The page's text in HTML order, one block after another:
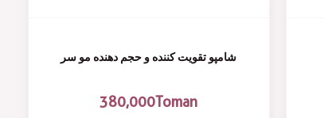
شامپو تقویت کننده و حجم دهنده مو سر
380,000Toman